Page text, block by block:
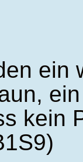
ein
kein